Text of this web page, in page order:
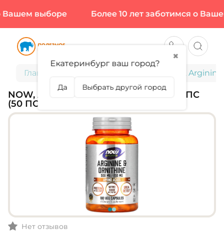
выборе Более 10 лет заботимся о
Главная NOW,
NOW, ARGININE & ORNITHINE, 100 КАПС
(50 ПОРЦИЙ)
Нет отзывов
✖
Екатеринбург ваш город?
Да Выбрать другой город